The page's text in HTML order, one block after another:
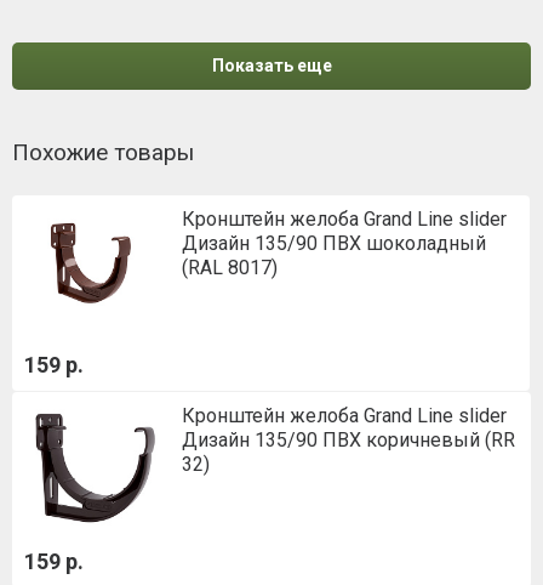
Показать еще
Похожие товары
Кронштейн желоба Grand Line slider
Дизайн 135/90 ПВХ шоколадный
(RAL 8017)
159 р.
Кронштейн желоба Grand Line slider
Дизайн 135/90 ПВХ коричневый (RR
32)
159 р.